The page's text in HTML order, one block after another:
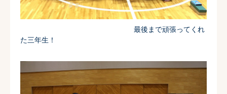
最後まで頑張ってくれ
た三年生！